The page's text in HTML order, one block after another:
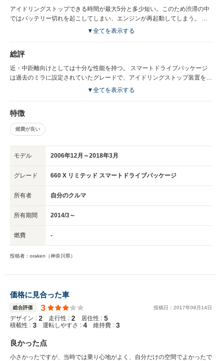
アイドリングストップできる時間が最大5分と多少短い。このため渋滞の中
ではバッテリー切れを起こしてしまい、エンジンが再起動してしまう。 後
は軽自動車の共通点としてエアコンを使ってしまうとパワーが足りなくな
▼全てを表示する
総評
近・中距離向けとしては十分な性能を持つ。 スマートドライブパッケージ
は過去のミラに設定されていたグレードで、アイドリングストップ装置を搭
載している。 この車の真価はこのアイドリングストップとエコドライブを
を除けば最も最適な機材であるが、 最近のドライバーはそんなの関係なし
と言わんばかりに急加速するので、 せっかくアイドリングストップによっ
て節約できた燃料を大量消費してしまい、 結果的には他の自動車と変わら
のひとつである。 本気でエコドライブを目指す人にお勧めできるが、 「エ
い。 （まあ、大半がエコドライブなんぞどうでもいいと考えている人だと
▼全てを表示する
特徴
燃費が良い
モデル 2006年12月～2018年3月
グレード 660 X リミテッド スマートドライブパッケージ
所有者 自分のクルマ
所有期間 2014/3～
燃費 -
投稿者：oraken（神奈川県）
価格に見合った車
総合評価 3 投稿日： 2017年09 月 14日
デザイン : 2 走行性 : 2 居住性 : 5
積載性 : 3 運転しやすさ : 4 維持費 : 3
良かった点
小さかったですが、当時では乗り心地がよく、自分だけの空間でよかったで